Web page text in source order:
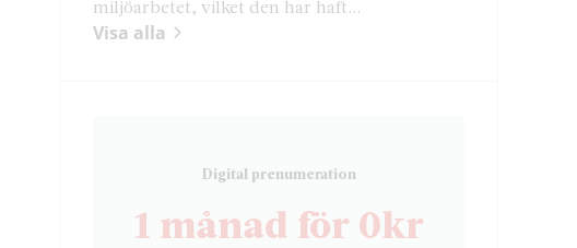
miljöarbetet, vilket den har haft...
Visa alla
Digital prenumeration
1 månad för 0kr